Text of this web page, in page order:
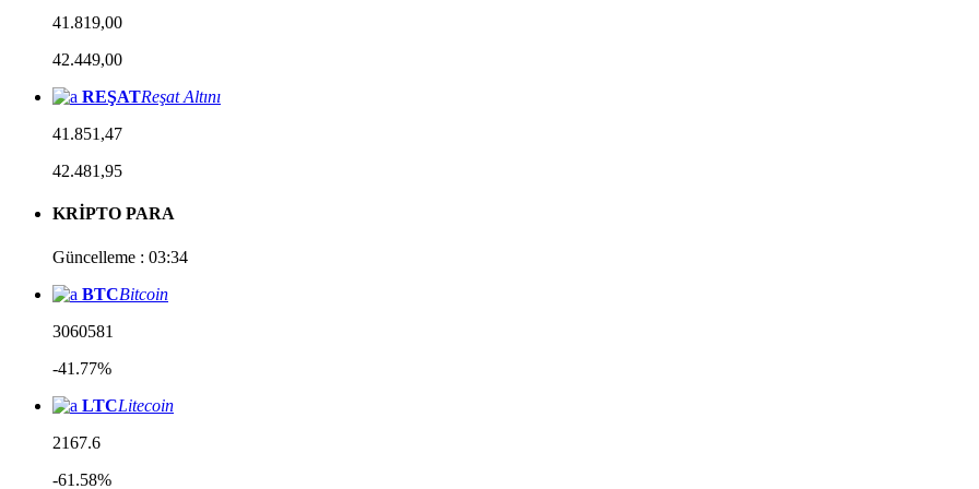
41.819,00
42.449,00
REŞATReşat Altını
41.851,47
42.481,95
KRİPTO PARA
Güncelleme : 03:34
BTCBitcoin
3060581
-41.77%
LTCLitecoin
2167.6
-61.58%